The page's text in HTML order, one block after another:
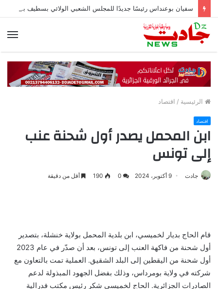
سفيان بوعنداس رئيسًا جديدًا للمجلس الشعبي الولائي بسطيف بالأغلبية
الرئيسية / اقتصاد
اقتصاد
ابن المحمل يصدر أول شحنة عنب
إلى تونس
جادت 9 أكتوبر، 2024 0
190 أقل من دقيقة
قام الحاج بديار لخميسي، ابن بلدية المحمل بولاية خنشلة، بتصدير
أول شحنة من فاكهة العنب إلى تونس، بعد أن صدّر في عام 2023
أول شحنة من اليقطين إلى البلد الشقيق. العملية تمت بالتعاون مع
شركته في ولاية بومرداس، وذلك بفضل الجهود المبذولة لدعم
الصادرات الجزائرية. الحاج لخميسي شكر رئيس مكتب فدرالية